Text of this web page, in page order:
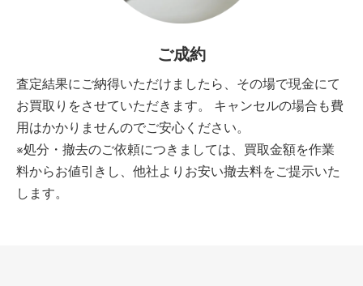
ご成約
査定結果にご納得いただけましたら、その場で現金にて
お買取りをさせていただきます。 キャンセルの場合も費
用はかかりませんのでご安心ください。
※処分・撤去のご依頼につきましては、買取金額を作業
料からお値引きし、他社よりお安い撤去料をご提示いた
します。